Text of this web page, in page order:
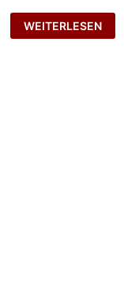
LONG
TERM
ENTERPRISE
WEITERLESEN